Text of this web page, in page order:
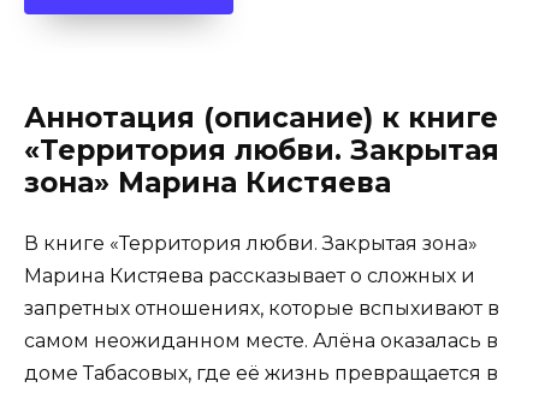
Аннотация (описание) к книге
«Территория любви. Закрытая
зона» Марина Кистяева
В книге «Территория любви. Закрытая зона»
Марина Кистяева рассказывает о сложных и
запретных отношениях, которые вспыхивают в
самом неожиданном месте. Алёна оказалась в
доме Табасовых, где её жизнь превращается в